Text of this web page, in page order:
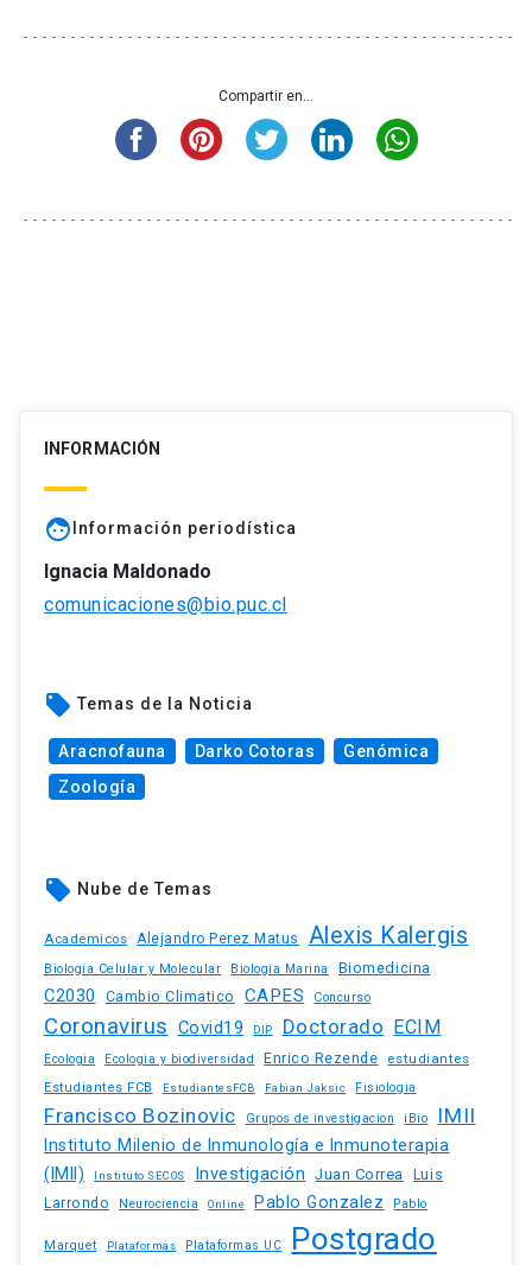
Compartir en...
INFORMACIÓN
faceInformación periodística
Ignacia Maldonado
comunicaciones@bio.puc.cl
local_offer Temas de la Noticia
Aracnofauna Darko Cotoras
Genómica
Zoología
local_offer Nube de Temas
Academicos Alejandro Perez Matus Alexis Kalergis
Biologia Celular y Molecular Biologia Marina Biomedicina
C2030 Cambio Climatico CAPES Concurso
Coronavirus Covid19 DIP Doctorado ECIM
Ecologia Ecologia y biodiversidad Enrico Rezende estudiantes
Estudiantes FCB EstudiantesFCB Fabian Jaksic Fisiologia
Francisco Bozinovic Grupos de investigacion iBio IMII
Instituto Milenio de Inmunología e Inmunoterapia
(IMII)
Instituto SECOS Investigación Juan Correa
Luis
Larrondo
Neurociencia Online Pablo Gonzalez Pablo
Marquet Plataformas Plataformas UC Postgrado